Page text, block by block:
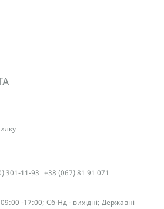
301-11-93 +38 (067) 81 91 071
-17:00; Сб-Нд - вихідні; Державні